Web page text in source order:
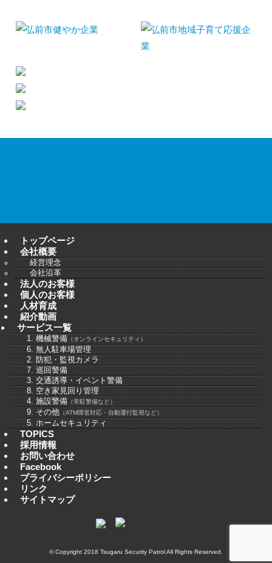
トップページ
会社概要
経営理念
会社沿革
法人のお客様
個人のお客様
人材育成
紹介動画
サービス一覧
1. 機械警備（オンラインセキュリティ）
6. 無人駐車場管理
2. 防犯・監視カメラ
7. 巡回警備
3. 交通誘導・イベント警備
8. 空き家見回り管理
4. 施設警備（常駐警備など）
9. その他（ATM障害対応・自動運行監視など）
5. ホームセキュリティ
TOPICS
採用情報
お問い合わせ
Facebook
プライバシーポリシー
リンク
サイトマップ
© Copyright 2018 Tsugaru Security PatrolAll Rights Reserved.